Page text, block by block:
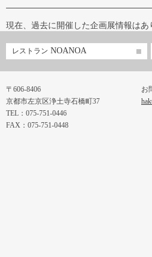
現在、過去に開催した企画展情報はあ
レストラン NOANOA
〒606-8406
京都市左京区浄土寺石橋町37
TEL：075-751-0446
FAX：075-751-0448
お